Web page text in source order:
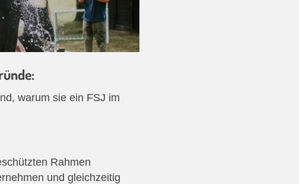
warum sie ein FSJ im
Rahmen
und gleichzeitig